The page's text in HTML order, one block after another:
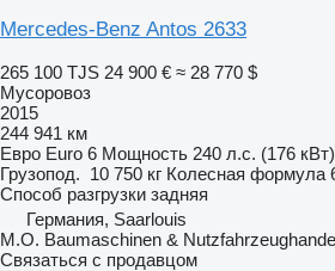
Mercedes-Benz Antos 2633
265 100 TJS 24 900 € ≈ 28 770 $
Мусоровоз
2015
244 941 км
Евро Euro 6 Мощность 240 л.с. (176 кВт)
Грузопод. 10 750 кг Колесная формула
Способ разгрузки задняя
Германия, Saarlouis
M.O. Baumaschinen &
Связаться с продавцом